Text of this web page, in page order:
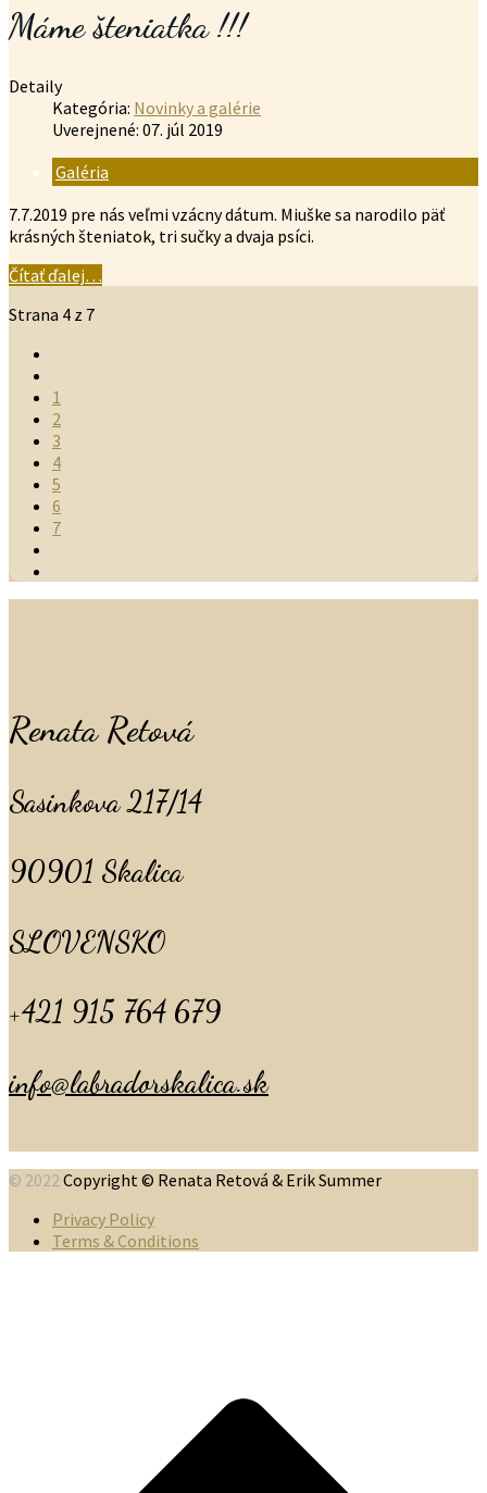
Máme šteniatka !!!
Detaily
Kategória: Novinky a galérie
Uverejnené: 07. júl 2019
Galéria
7.7.2019 pre nás veľmi vzácny dátum. Miuške sa narodilo päť
krásných šteniatok, tri sučky a dvaja psíci.
Čítať ďalej…
Strana 4 z 7
1
2
3
4
5
6
7
Renata Retová
Sasinkova 217/14
90901 Skalica
SLOVENSKO
+421 915 764 679
info@labradorskalica.sk
© 2022Copyright © Renata Retová & Erik Summer
Privacy Policy
Terms & Conditions